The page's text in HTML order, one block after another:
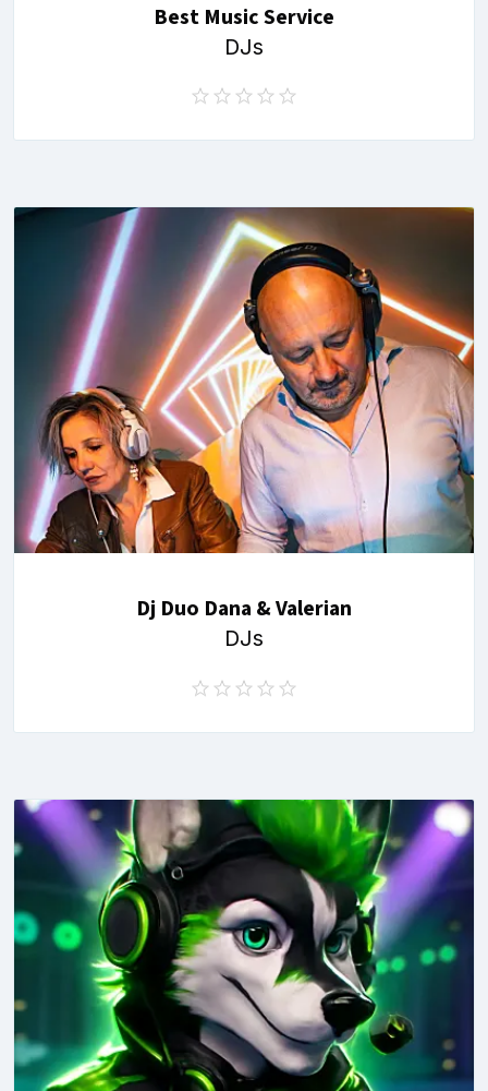
Best Music Service
DJs
Dj Duo Dana & Valerian
DJs